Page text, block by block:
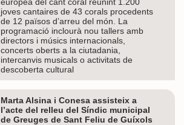
joves cantaires de 43 corals procedents
de 12 països d’arreu del món. La
programació inclourà nou tallers amb
directors i músics internacionals,
concerts oberts a la ciutadania,
intercanvis musicals o activitats de
descoberta cultural
Marta Alsina i Conesa assisteix a
l’acte del relleu del Síndic municipal
de Greuges de Sant Feliu de Guíxols